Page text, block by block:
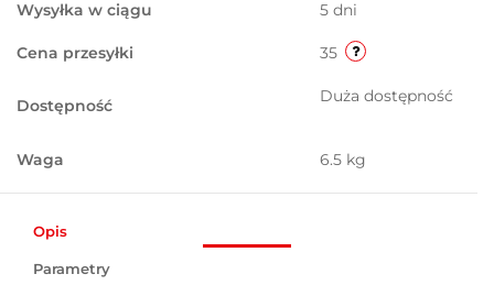
Wysyłka w ciągu 5 dni
Cena przesyłki 35
Dostępność Duża dostępność
Waga 6.5 kg
Opis
Parametry